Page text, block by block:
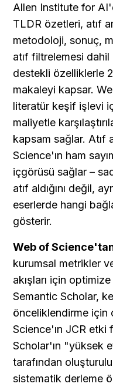
Allen Institute for
TLDR özetleri, atıf
metodoloji, sonuç,
atıf filtrelemesi
destekli özelliklerle
makaleyi kapsar.
literatür keşif işlevi
maliyetle
kapsam sağlar. Atıf
Science'ın ham
içgörüsü sağlar –
atıf aldığını değil,
eserlerde hangi
gösterir.
Web of
kurumsal metrikler
akışları için
Semantic Scholar,
önceliklendirme
Science'ın JCR
Scholar'ın "yüksek
tarafından
sistematik derleme